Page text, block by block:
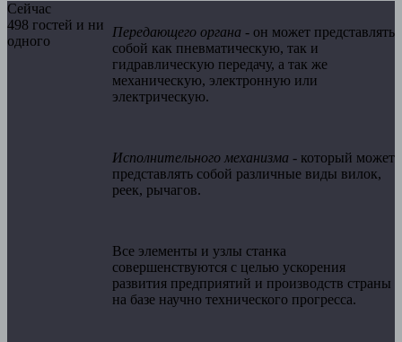
Передающего органа - он может представлять
собой как пневматическую, так и
гидравлическую передачу, а так же
механическую, электронную или
электрическую.
Исполнительного механизма - который может
представлять собой различные виды вилок,
реек, рычагов.
Все элементы и узлы станка
совершенствуются с целью ускорения
развития предприятий и производств страны
на базе научно технического прогресса.
Сейчас
498 гостей и ни
одного